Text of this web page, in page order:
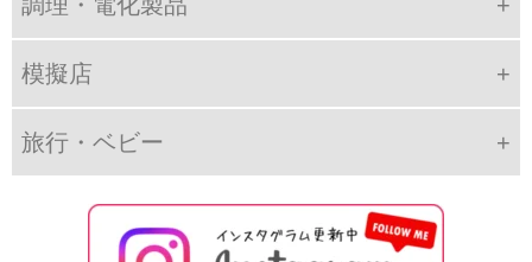
模擬店
旅行・ベビー